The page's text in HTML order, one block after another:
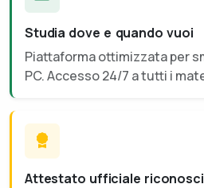
Studia dove e quando vuoi
Piattaforma ottimizzata per
PC. Accesso 24/7 a tutti i
Attestato ufficiale